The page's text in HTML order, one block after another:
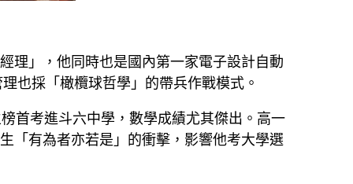
理」，他同時也是國內第一家電子設計自動
也採「橄欖球哲學」的帶兵作戰模式。
首考進斗六中學，數學成績尤其傑出。高一
「有為者亦若是」的衝擊，影響他考大學選